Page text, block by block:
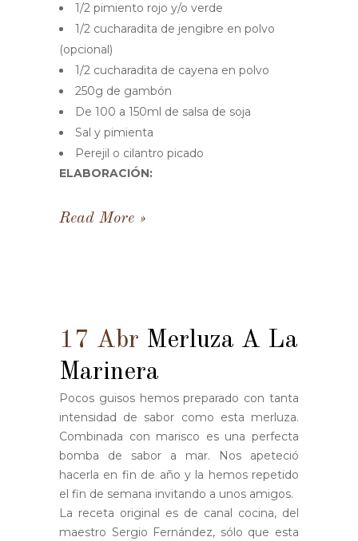
1/2 pimiento rojo y/o verde
1/2 cucharadita de jengibre en polvo
(opcional)
1/2 cucharadita de cayena en polvo
250g de gambón
De 100 a 150ml de salsa de soja
Sal y pimienta
Perejil o cilantro picado
ELABORACIÓN:
Read More
17 Abr Merluza A La
Marinera
Pocos guisos hemos preparado con tanta
intensidad de sabor como esta merluza.
Combinada con marisco es una perfecta
bomba de sabor a mar. Nos apeteció
hacerla en fin de año y la hemos repetido
el fin de semana invitando a unos amigos.
La receta original es de canal cocina, del
maestro Sergio Fernández, sólo que esta